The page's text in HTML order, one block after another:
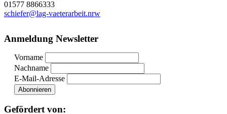
01577 8866333
schiefer@lag-vaeterarbeit.nrw
Anmeldung Newsletter
Vorname
Nachname
E-Mail-Adresse
Gefördert von: